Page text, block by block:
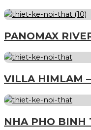
PANOMAX
VILLA HIMLAM
NHA PHO BINH